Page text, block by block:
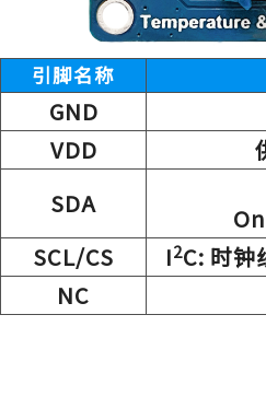
引脚名称
GND
VDD
SDA
SCL/CS I2C: 时
NC